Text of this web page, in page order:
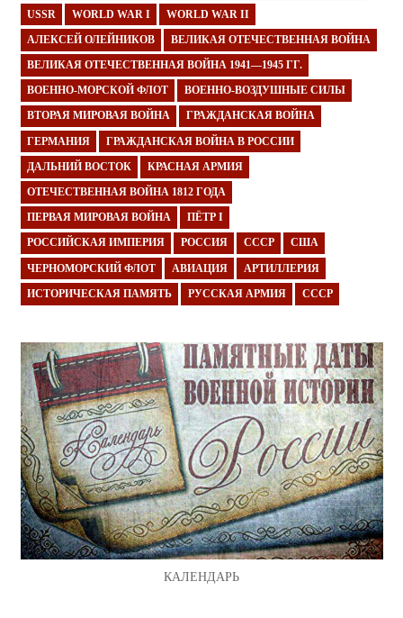
USSR WORLD WAR I WORLD WAR II
АЛЕКСЕЙ ОЛЕЙНИКОВ ВЕЛИКАЯ ОТЕЧЕСТВЕННАЯ ВОЙНА
ВЕЛИКАЯ ОТЕЧЕСТВЕННАЯ ВОЙНА 1941—1945 ГГ.
ВОЕННО-МОРСКОЙ ФЛОТ ВОЕННО-ВОЗДУШНЫЕ СИЛЫ
ВТОРАЯ МИРОВАЯ ВОЙНА ГРАЖДАНСКАЯ ВОЙНА
ГЕРМАНИЯ ГРАЖДАНСКАЯ ВОЙНА В РОССИИ
ДАЛЬНИЙ ВОСТОК КРАСНАЯ АРМИЯ
ОТЕЧЕСТВЕННАЯ ВОЙНА 1812 ГОДА
ПЕРВАЯ МИРОВАЯ ВОЙНА ПЁТР I
РОССИЙСКАЯ ИМПЕРИЯ РОССИЯ СССР США
ЧЕРНОМОРСКИЙ ФЛОТ АВИАЦИЯ АРТИЛЛЕРИЯ
ИСТОРИЧЕСКАЯ ПАМЯТЬ РУССКАЯ АРМИЯ СССР
КАЛЕНДАРЬ